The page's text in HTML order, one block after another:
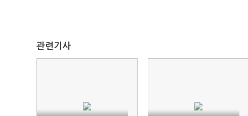
관련기사